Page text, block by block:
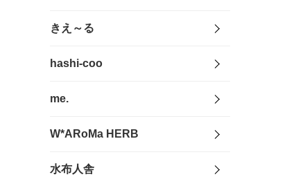
きえ～る
hashi-coo
me.
W*ARoMa HERB
水布人舎